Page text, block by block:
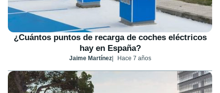
¿Cuántos puntos de recarga de coches eléctricos
hay en España?
Jaime Martínez Hace 7 años